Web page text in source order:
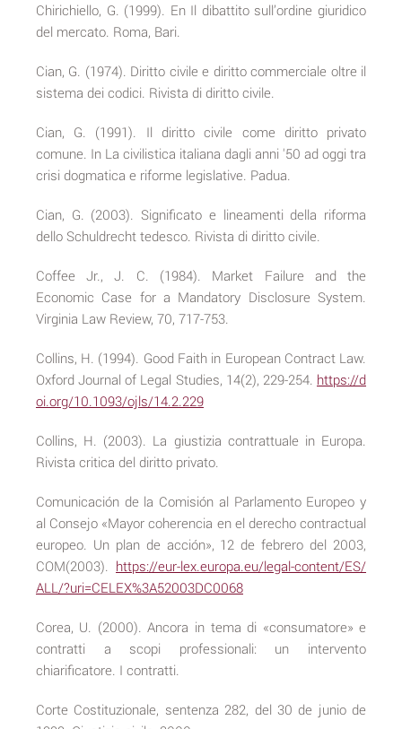
Chirichiello, G. (1999). En Il dibattito sull’ordine giuridico
del mercato. Roma, Bari.
Cian, G. (1974). Diritto civile e diritto commerciale oltre il
sistema dei codici. Rivista di diritto civile.
Cian, G. (1991). Il diritto civile come diritto privato
comune. In La civilistica italiana dagli anni '50 ad oggi tra
crisi dogmatica e riforme legislative. Padua.
Cian, G. (2003). Significato e lineamenti della riforma
dello Schuldrecht tedesco. Rivista di diritto civile.
Coffee Jr., J. C. (1984). Market Failure and the
Economic Case for a Mandatory Disclosure System.
Virginia Law Review, 70, 717-753.
Collins, H. (1994). Good Faith in European Contract Law.
Oxford Journal of Legal Studies, 14(2), 229-254. https://d
oi.org/10.1093/ojls/14.2.229
Collins, H. (2003). La giustizia contrattuale in Europa.
Rivista critica del diritto privato.
Comunicación de la Comisión al Parlamento Europeo y
al Consejo «Mayor coherencia en el derecho contractual
europeo. Un plan de acción», 12 de febrero del 2003,
COM(2003). https://eur-lex.europa.eu/legal-content/ES/
ALL/?uri=CELEX%3A52003DC0068
Corea, U. (2000). Ancora in tema di «consumatore» e
contratti a scopi professionali: un intervento
chiarificatore. I contratti.
Corte Costituzionale, sentenza 282, del 30 de junio de